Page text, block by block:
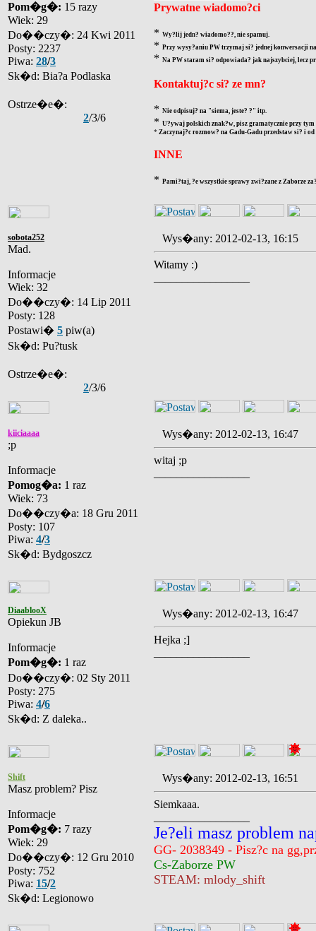
Pom�g�: 15 razy
Wiek: 29
Do��czy�: 24 Kwi 2011
Posty: 2237
Piwa: 28/3
Sk�d: Bia?a Podlaska
Ostrze�e�:
2/3/6
Prywatne wiadomo?ci
* Wy?lij jedn? wiadomo??, nie spamuj.
* Przy wysy?aniu PW trzymaj si? jednej konwersacji
* Na PW staram si? odpowiada? jak najszybciej, lecz
Kontaktuj?c si? ze mn?
* Nie odpisuj? na "siema, jeste? ?" itp.
* U?ywaj polskich znak?w, pisz gramatycznie przy
* Zaczynaj?c rozmow? na Gadu-Gadu przedstaw si? i
INNE
* Pami?taj, ?e wszystkie sprawy zwi?zane z Zaborze
sobota252
Mad.
Informacje
Wiek: 32
Do��czy�: 14 Lip 2011
Posty: 128
Postawi� 5 piw(a)
Sk�d: Pu?tusk
Ostrze�e�:
2/3/6
Wys�any: 2012-02-13, 16:15
Witamy :)
kiiciaaaa
;p
Informacje
Pomog�a: 1 raz
Wiek: 73
Do��czy�a: 18 Gru 2011
Posty: 107
Piwa: 4/3
Sk�d: Bydgoszcz
Wys�any: 2012-02-13, 16:47
witaj ;p
DiaablooX
Opiekun JB
Informacje
Pom�g�: 1 raz
Do��czy�: 02 Sty 2011
Posty: 275
Piwa: 4/6
Sk�d: Z daleka..
Wys�any: 2012-02-13, 16:47
Hejka ;]
Shift
Masz problem? Pisz
Informacje
Pom�g�: 7 razy
Wiek: 29
Do��czy�: 12 Gru 2010
Posty: 752
Piwa: 15/2
Sk�d: Legionowo
Wys�any: 2012-02-13, 16:51
Siemkaaa.
Je?eli masz problem
GG- 2038349 - Pisz?c na
Cs-Zaborze PW
STEAM: mlody_shift